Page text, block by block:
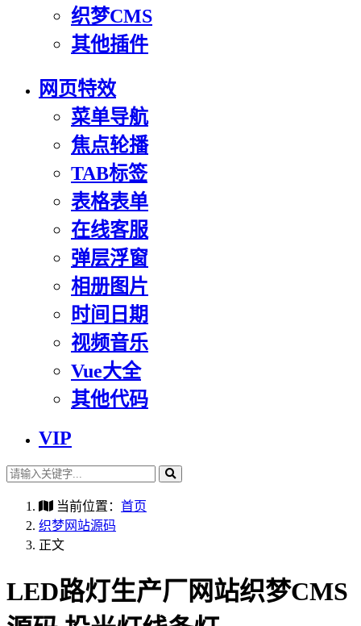
织梦CMS
其他插件
网页特效
菜单导航
焦点轮播
TAB标签
表格表单
在线客服
弹层浮窗
相册图片
时间日期
视频音乐
Vue大全
其他代码
VIP
当前位置： 首页
织梦网站源码
正文
LED路灯生产厂网站织梦CMS